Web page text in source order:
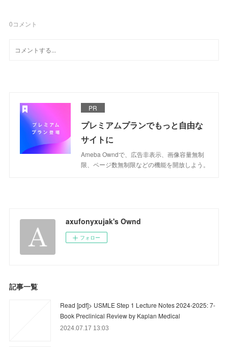
0コメント
PR
プレミアムプランでもっと自由な
サイトに
Ameba Owndで、広告非表示、画像容量無制
限、ページ数無制限などの機能を開放しよう。
axufonyxujak's Ownd
フォロー
記事一覧
Read [pdf]> USMLE Step 1 Lecture Notes 2024-2025: 7-
Book Preclinical Review by Kaplan Medical
2024.07.17 13:03